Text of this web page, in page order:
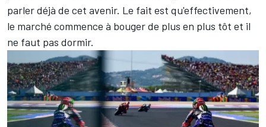
parler déjà de cet avenir. Le fait est qu'effectivement,
le marché commence à bouger de plus en plus tôt et il
ne faut pas dormir.